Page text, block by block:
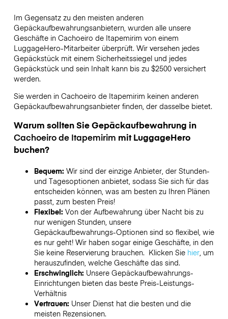
Im Gegensatz zu den meisten anderen
Gepäckaufbewahrungsanbietern,wurden alle unsere
Geschäfte in Cachoeiro de Itapemirim von einem
LuggageHero-Mitarbeiter überprüft. Wir versehen jedes
Gepäckstück mit einem Sicherheitssiegel und jedes
Gepäckstück und sein Inhalt kann bis zu $2500versichert
werden.
Sie werden in Cachoeiro de Itapemirim keinen anderen
Gepäckaufbewahrungsanbieter finden, der dasselbe bietet.
Warum sollten Sie Gepäckaufbewahrung in
Cachoeiro de Itapemirim mit LuggageHero
buchen?
Bequem: Wir sind der einzige Anbieter, der Stunden-
und Tagesoptionen anbietet, sodass Sie sich für das
entscheiden können, was am besten zu Ihren Plänen
passt, zum besten Preis!
Flexibel: Von der Aufbewahrung über Nacht bis zu
nur wenigen Stunden, unsere
Gepäckaufbewahrungs-Optionen sind so flexibel, wie
es nur geht! Wir haben sogar einige Geschäfte, in den
Sie keine Reservierung brauchen. Klicken Sie hier, um
herauszufinden, welche Geschäfte das sind.
Erschwinglich: Unsere Gepäckaufbewahrungs-
Einrichtungen bieten das beste Preis-Leistungs-
Verhältnis
Vertrauen: Unser Dienst hat die besten und die
meisten Rezensionen.